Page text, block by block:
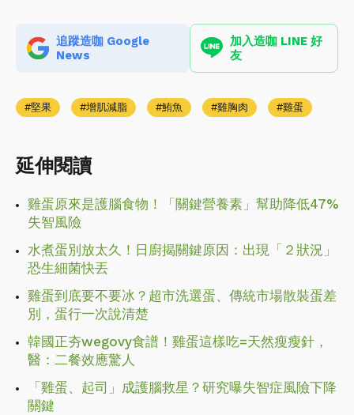
追蹤造咖 Google
News
加入造咖 LINE 好
友
堅果 增肌減脂 鮪魚 雞胸肉 雞蛋
延伸閱讀
雞蛋原來是護腦食物！「關鍵營養素」幫助降低47%
失智風險
水煮蛋別放太久！日廚揭關鍵原因：出現「２狀況」
恐生細菌快丟
雞蛋到底要不要冰？超市洗選蛋、傳統市場散裝蛋差
別，蛋行一次說清楚
韓國正夯wegovy食譜！雞蛋這樣吃=天然瘦瘦針，
醫：二餐效應驚人
「雞蛋、起司」成護腦救星？研究曝失智症風險下降
關鍵